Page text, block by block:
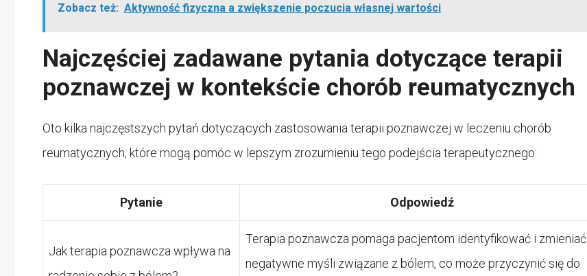
Zobacz też: Aktywność fizyczna a zwiększenie poczucia własnej wartości
Najczęściej zadawane pytania dotyczące terapii
poznawczej w kontekście chorób reumatycznych
Oto kilka najczęstszych pytań dotyczących zastosowania terapii poznawczej w leczeniu chorób
reumatycznych, które mogą pomóc w lepszym zrozumieniu tego podejścia terapeutycznego:
Pytanie Odpowiedź
Jak terapia poznawcza wpływa na
Terapia poznawcza pomaga pacjentom identyfikować i zmieniać
negatywne myśli związane z bólem, co może przyczynić się do